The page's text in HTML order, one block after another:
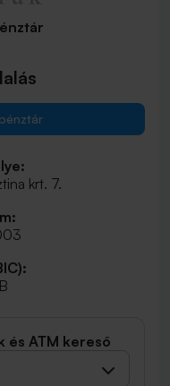
krt. 7.
és ATM kereső